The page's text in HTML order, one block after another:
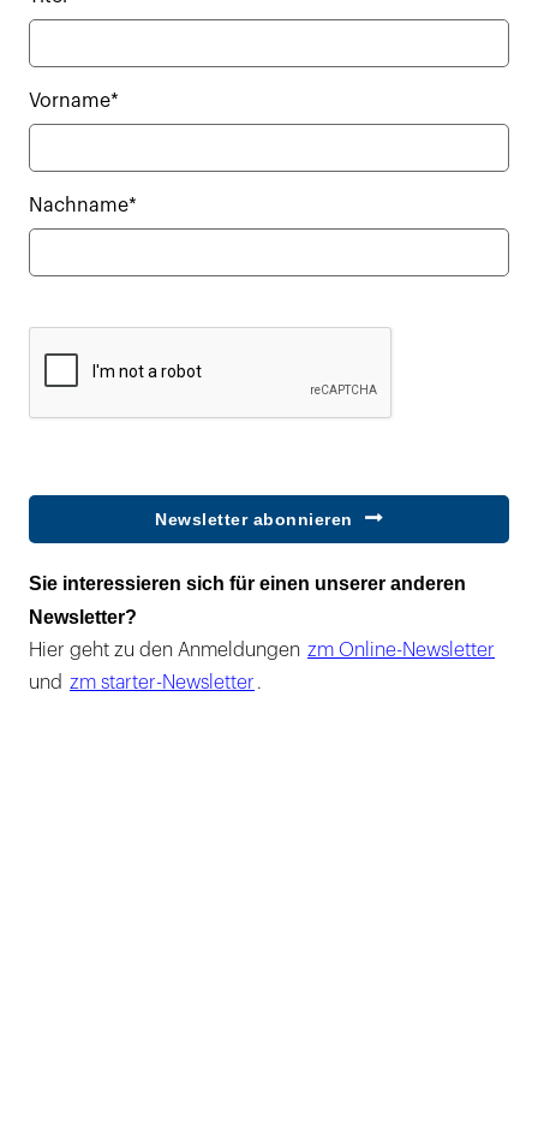
Vorname*
Nachname*
Newsletter abonnieren
Sie interessieren sich für einen unserer anderen
Newsletter?
Hier geht zu den Anmeldungen zm Online-Newsletter
und zm starter-Newsletter .